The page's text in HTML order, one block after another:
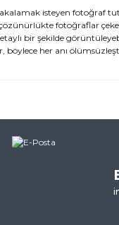
isteyen fotoğraf
çözünürlükte fotoğraflar
bir şekilde
böylece her anı